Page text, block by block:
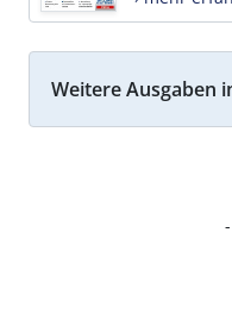
Weitere Ausgaben